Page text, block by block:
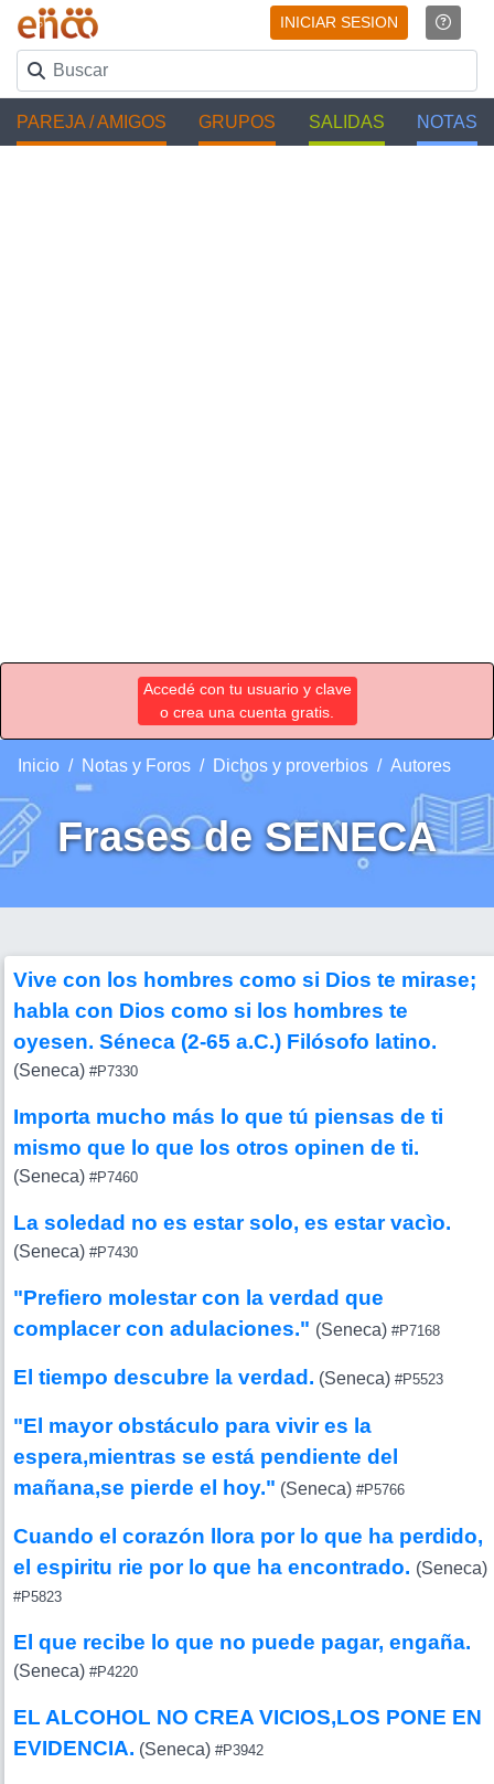
INICIAR SESION
PAREJA / AMIGOS GRUPOS SALIDAS NOTAS
Accedé con tu usuario y clave
o crea una cuenta gratis.
Inicio Notas y Foros Dichos y proverbios Autores
Frases de SENECA
Vive con los hombres como si Dios te mirase;
habla con Dios como si los hombres te
oyesen. Séneca (2-65 a.C.) Filósofo latino.
(Seneca) #P7330
Importa mucho más lo que tú piensas de ti
mismo que lo que los otros opinen de ti.
(Seneca) #P7460
La soledad no es estar solo, es estar vacìo.
(Seneca) #P7430
"Prefiero molestar con la verdad que
complacer con adulaciones." (Seneca) #P7168
El tiempo descubre la verdad. (Seneca) #P5523
"El mayor obstáculo para vivir es la
espera,mientras se está pendiente del
mañana,se pierde el hoy." (Seneca) #P5766
Cuando el corazón llora por lo que ha perdido,
el espiritu rie por lo que ha encontrado. (Seneca)
#P5823
El que recibe lo que no puede pagar, engaña.
(Seneca) #P4220
EL ALCOHOL NO CREA VICIOS,LOS PONE EN
EVIDENCIA. (Seneca) #P3942